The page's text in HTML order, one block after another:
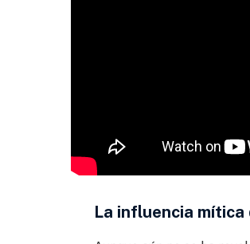
La influencia